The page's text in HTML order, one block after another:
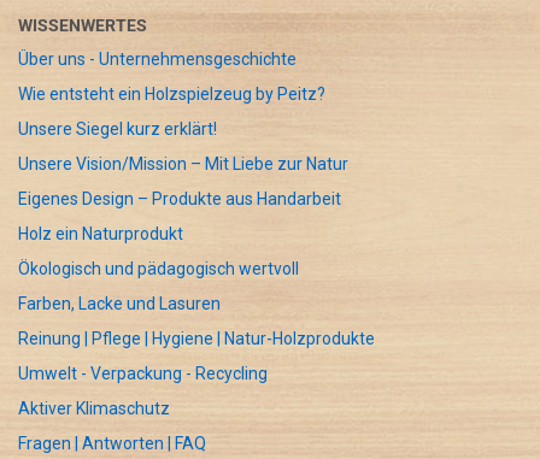
WISSENWERTES
Über uns - Unternehmensgeschichte
Wie entsteht ein Holzspielzeug by Peitz?
Unsere Siegel kurz erklärt!
Unsere Vision/Mission – Mit Liebe zur Natur
Eigenes Design – Produkte aus Handarbeit
Holz ein Naturprodukt
Ökologisch und pädagogisch wertvoll
Farben, Lacke und Lasuren
Reinung | Pflege | Hygiene | Natur-Holzprodukte
Umwelt - Verpackung - Recycling
Aktiver Klimaschutz
Fragen | Antworten | FAQ